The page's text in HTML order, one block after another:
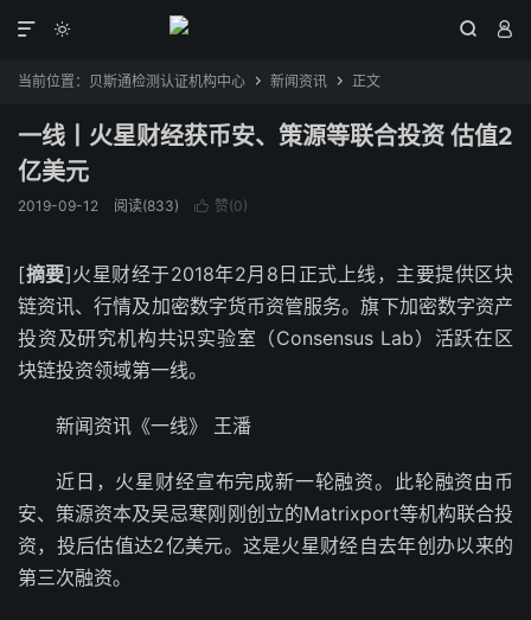
  

当前位置： 贝斯通检测认证机构中心  新闻资讯  正文
一线丨火星财经获币安、策源等联合投资 估值2
亿美元
2019-09-12 阅读(833)  赞(0)
[摘要]火星财经于2018年2月8日正式上线，主要提供区块
链资讯、行情及加密数字货币资管服务。旗下加密数字资产
投资及研究机构共识实验室（Consensus Lab）活跃在区
块链投资领域第一线。
新闻资讯《一线》 王潘
近日，火星财经宣布完成新一轮融资。此轮融资由币
安、策源资本及吴忌寒刚刚创立的Matrixport等机构联合投
资，投后估值达2亿美元。这是火星财经自去年创办以来的
第三次融资。